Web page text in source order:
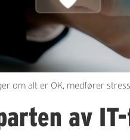
om alt er OK, medfører
av